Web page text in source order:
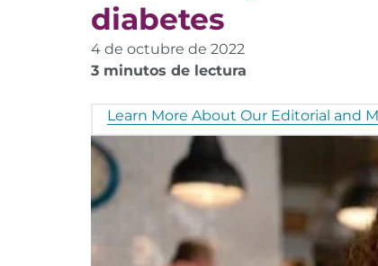
diabetes
4 de octubre de 2022
3 minutos de lectura
Learn More About Our Editorial and